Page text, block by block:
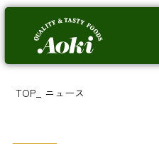
TOP ニュース